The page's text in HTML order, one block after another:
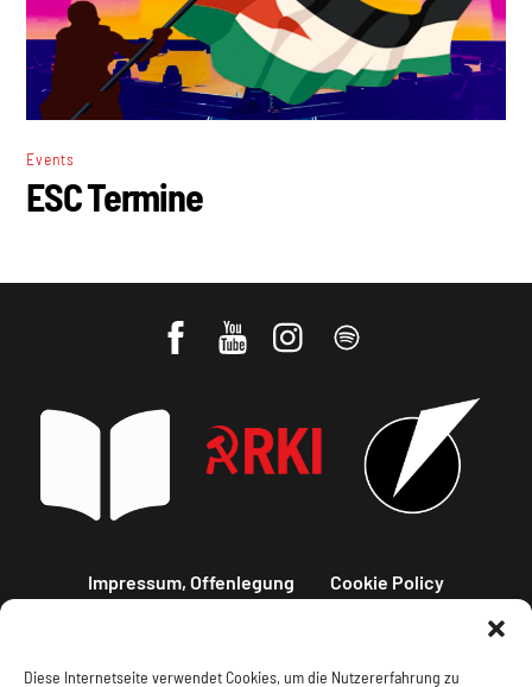
Diese Internetseite verwendet Cookies, um die Nutzererfahrung zu
Events
ESC Termine
Impressum, Offenlegung Cookie Policy